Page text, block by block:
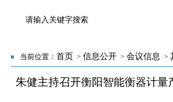
当前位置： 首页 > 信息公开> 会议信息 >
朱健主持召开衡阳智能衡器计量